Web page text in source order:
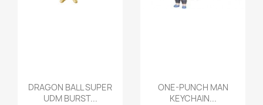
DRAGON BALL SUPER
UDM BURST...
ONE-PUNCH MAN
KEYCHAIN...